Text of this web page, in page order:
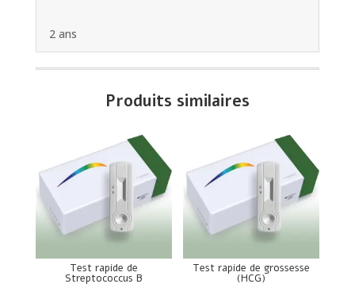
2 ans
Produits similaires
Test rapide de
Streptococcus B
Test rapide de grossesse
(HCG)